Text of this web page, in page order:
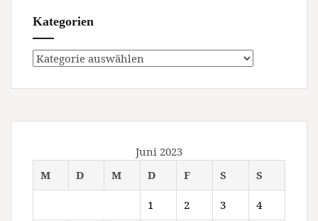
Kategorien
Kategorien
Juni 2023
M
D M D F S S
1 2 3 4